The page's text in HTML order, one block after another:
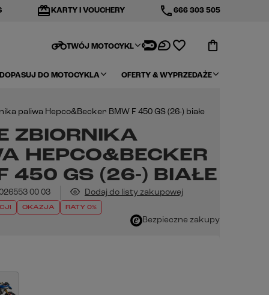
redeem KARTY I VOUCHERY phone666 303 505
motorcycleTWÓJ MOTOCYKL
DOPASUJ DO MOTOCYKLA OFERTY & WYPRZEDAŻE
paliwa Hepco&Becker BMW F 450 GS (26-) białe
ZBIORNIKA
HEPCO&BECKER
450 GS (26-) BIAŁE
00 03 Dodaj do listy zakupowej
OKAZJA RATY 0%
Bezpieczne zakupy